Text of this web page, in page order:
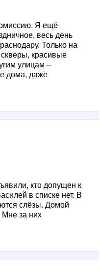
Я ещё
весь день
Только на
скверы, красивые
улицам –
дома, даже
кто допущен к
в списке нет. В
слёзы. Домой
Мне за них